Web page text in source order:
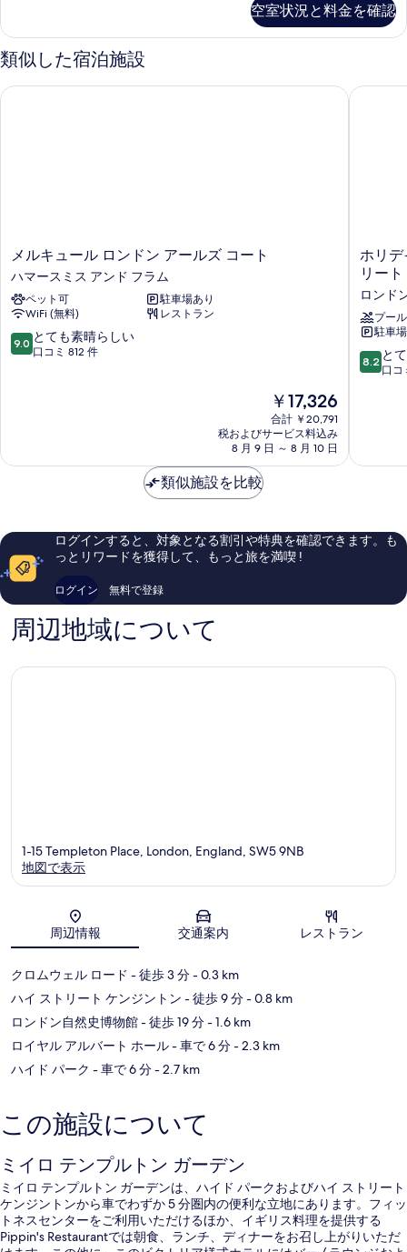
す
る
す
べ
て
の
る
ス
イ
ー
の
空室状況と料金を確認
類似した宿泊施設
メ
キ
ュ
ー
ル
ロ
ズ
ハ
ー
ス
ア
ン
フ
メルキュール ロンドン アールズ コート
ハマースミス アンド フラム
ペット可
駐車場あり
WiFi (無料)
レストラン
10
段
素
い、
コ
ミ
件
の
コ
9.0 とても素晴らしい
口コミ 812 件
現
在
の
料
金
￥17,326
合計 ￥20,791
税およびサービス料込み
8 月 9 日 ～ 8 月 10 日
メルキュール ロンドン アールズ コート
ホ
リ
デ
イ
イ
ン
ロ
ン
ジ
ハ
イ
ホリデ
リー
ロンド
プール
駐車
10
段
も
コ
ミ
ミ
8.2 と
口コ
ホリデ
類似施設を比較
ログインすると、対象となる割引や特典を確認できます。も
っとリワードを獲得して、もっと旅を満喫 !
ログイン 無料で登録
周辺地域について
地図
1-15 Templeton Place, London, England, SW5 9NB
地図で表示
周辺情報 交通案内 レストラン
クロムウェル ロード - 徒歩 3 分- 0.3 km
ハイ ストリート ケンジントン - 徒歩 9 分- 0.8 km
ロンドン自然史博物館- 徒歩 19 分- 1.6 km
ロイヤル アルバート ホール- 車で 6 分- 2.3 km
ハイド パーク - 車で 6 分- 2.7 km
この施設について
ミイロ テンプルトン ガーデン
ミイロ テンプルトン ガーデンは、ハイド パークおよびハイ ストリート
ケンジントンから車でわずか 5 分圏内の便利な立地にあります。フィッ
トネスセンターをご利用いただけるほか、イギリス料理を提供する
Pippin's Restaurantでは朝食、ランチ、ディナーをお召し上がりいただ